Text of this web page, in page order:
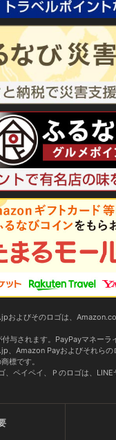
およびそのロゴは、
与されます。PayPayマネーラ
、Amazon Payおよびそれら
標です。
、ペイペイ、Ｐのロゴは、LINE